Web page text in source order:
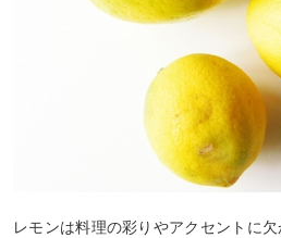
レモンは料理の彩りやアクセントに